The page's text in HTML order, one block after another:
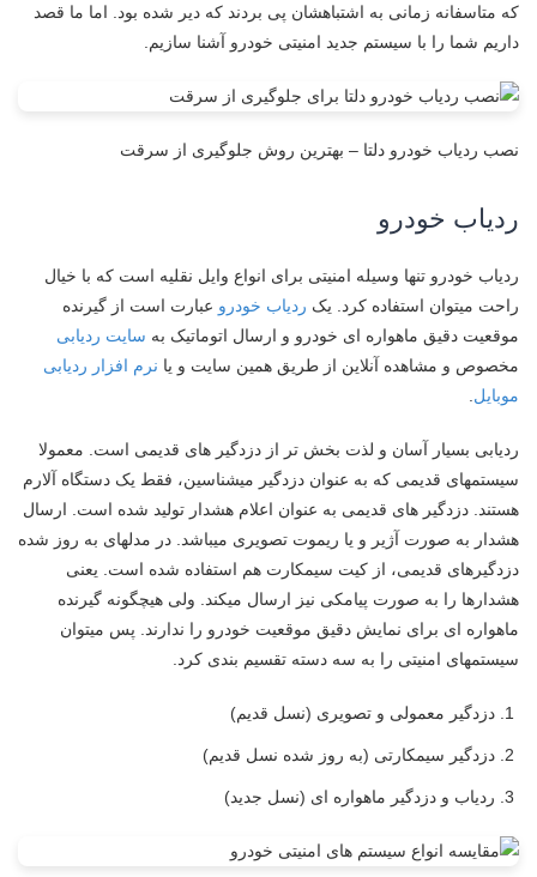
که متاسفانه زمانی به اشتباهشان پی بردند که دیر شده بود. اما ما قصد
داریم شما را با سیستم جدید امنیتی خودرو آشنا سازیم.
نصب ردیاب خودرو دلتا – بهترین روش جلوگیری از سرقت
ردیاب خودرو
ردیاب خودرو تنها وسیله امنیتی برای انواع وایل نقلیه است که با خیال
راحت میتوان استفاده کرد. یک ردیاب خودرو عبارت است از گیرنده
موقعیت دقیق ماهواره ای خودرو و ارسال اتوماتیک به سایت ردیابی
مخصوص و مشاهده آنلاین از طریق همین سایت و یا نرم افزار ردیابی
موبایل
ردیابی بسیار آسان و لذت بخش تر از دزدگیر های قدیمی است. معمولا
سیستمهای قدیمی که به عنوان دزدگیر میشناسین، فقط یک دستگاه آلارم
هستند. دزدگیر های قدیمی به عنوان اعلام هشدار تولید شده است. ارسال
هشدار به صورت آژیر و یا ریموت تصویری میباشد. در مدلهای به روز شده
دزدگیرهای قدیمی، از کیت سیمکارت هم استفاده شده است. یعنی
هشدارها را به صورت پیامکی نیز ارسال میکند. ولی هیچگونه گیرنده
ماهواره ای برای نمایش دقیق موقعیت خودرو را ندارند. پس میتوان
سیستمهای امنیتی را به سه دسته تقسیم بندی کرد.
دزدگیر معمولی و تصویری (نسل قدیم)
دزدگیر سیمکارتی (به روز شده نسل قدیم)
ردیاب و دزدگیر ماهواره ای (نسل جدید)